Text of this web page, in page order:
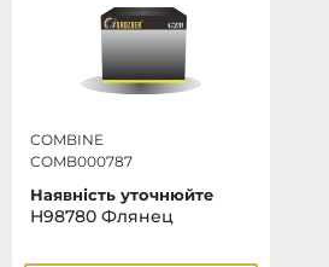
COMBINE
COMB000787
Наявність уточнюйте
H98780 Флянец